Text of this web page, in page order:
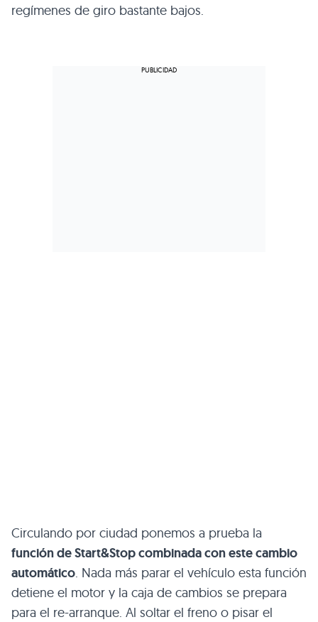
regímenes de giro bastante bajos.
Circulando por ciudad ponemos a prueba la
función de Start&Stop combinada con este cambio
automático. Nada más parar el vehículo esta función
detiene el motor y la caja de cambios se prepara
para el re-arranque. Al soltar el freno o pisar el